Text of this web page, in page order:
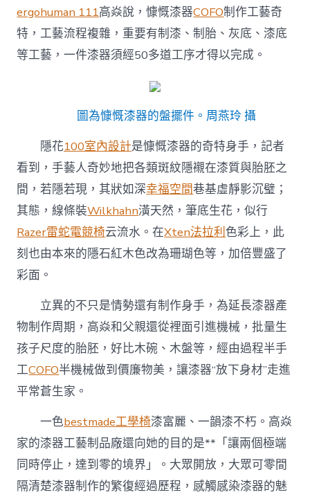
ergohuman 111高焱說，慷慨漆器COFO制作工藝奇
特，工藝流程複雜，重要有制漆、制胎、灰底、漆底
等工藝，一件漆器須經50多道工序才得以完成。
圖為慷慨漆器的盤擺件。周燕玲 攝
隱花100室內設計是慷慨漆器的奇特身手，記者
看到，手藝人奇妙地把各類斑紋隱襯在漆質與胎胚之
間，若隱若現，其狀如深幸福空間巷基虛靜影沉璧；
其態，線條裝Wilkhahn潢天然，筆底生花，似行
Razer雷蛇電競椅云流水。在Xten法拉利色彩上，此
刻也由本來的隱石紅木色改為珊瑚色等，加倍豐盛了
彩面。
立異的不只是情勢還有制作身手，為延長漆器產
物制作周期，高焱和父親還從裡面引進機械，批量生
孩子尺度的胎胚，好比木碗、木盤等，經由過程半手
工COFO半機械做到價廉物美，讓漆器“放下身材”走進
平常蒼生家。
一色bestmade工學椅漆富麗、一韻漆不朽。高焱
家的漆器工藝制品廠還向她的目的是**「讓兩個極端
同時停止，達到零的境界」。大眾開放，大眾可零間
隔清楚漆器制作的繁復經過歷程，感觸感染漆器的魅